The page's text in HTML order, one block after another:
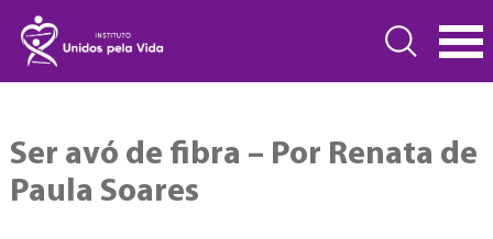
Ser avó de fibra – Por Renata de
Paula Soares